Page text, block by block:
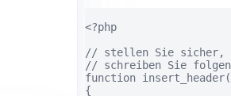
<?php
// stellen Sie sicher,
// schreiben Sie
function
{